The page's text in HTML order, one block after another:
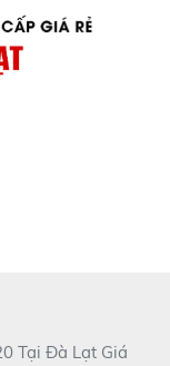
Tại Đà Lạt Giá